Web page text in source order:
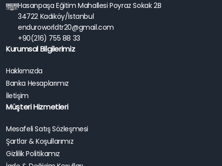
Hasanpaşa Eğitim Mahallesi Poyraz Sokak 2B
34722 Kadıköy/İstanbul
enduroworldtr20@gmail.com
+90(216) 755 88 33
Kurumsal Bilgilerimiz
Hakkımızda
Banka Hesaplarımız
İletişim
Müşteri Hizmetleri
Mesafeli Satış Sözleşmesi
Şartlar & Koşullarımız
Gizlilik Politikamız